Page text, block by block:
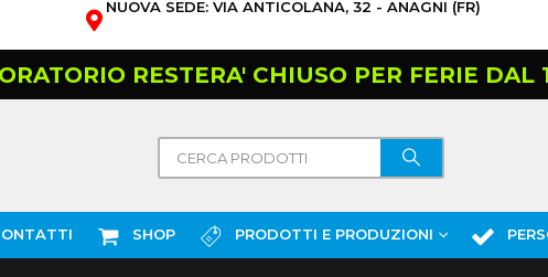
NUOVA SEDE: VIA ANTICOLANA, 32 - ANAGNI (FR)
RESTERA' CHIUSO PER FERIE DAL
SHOP PRODOTTI E PRODUZIONI